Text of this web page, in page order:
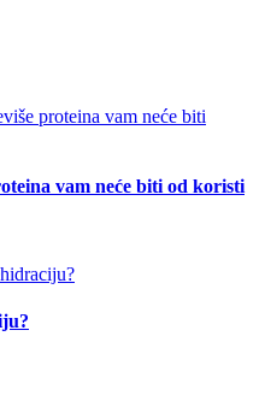
vam neće biti od koristi